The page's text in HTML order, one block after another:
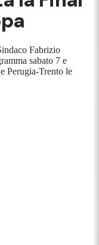
Fabrizio
sabato 7 e
Perugia-Trento le